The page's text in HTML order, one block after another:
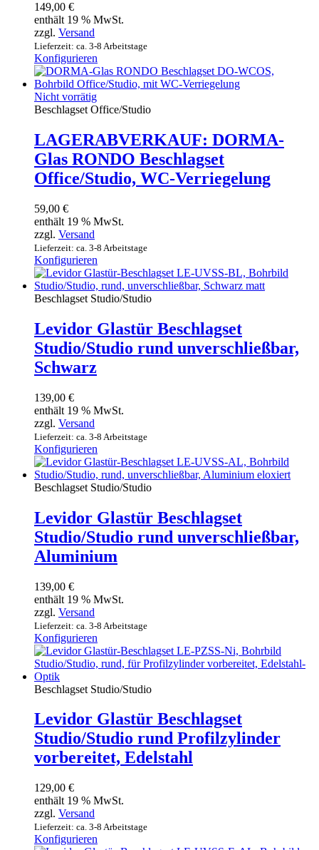
149,00 €
enthält 19 % MwSt.
zzgl. Versand
Lieferzeit: ca. 3-8 Arbeitstage
Konfigurieren
Nicht vorrätig
Beschlagset Office/Studio
LAGERABVERKAUF: DORMA-
Glas RONDO Beschlagset
Office/Studio, WC-Verriegelung
59,00 €
enthält 19 % MwSt.
zzgl. Versand
Lieferzeit: ca. 3-8 Arbeitstage
Konfigurieren
Beschlagset Studio/Studio
Levidor Glastür Beschlagset
Studio/Studio rund unverschließbar,
Schwarz
139,00 €
enthält 19 % MwSt.
zzgl. Versand
Lieferzeit: ca. 3-8 Arbeitstage
Konfigurieren
Beschlagset Studio/Studio
Levidor Glastür Beschlagset
Studio/Studio rund unverschließbar,
Aluminium
139,00 €
enthält 19 % MwSt.
zzgl. Versand
Lieferzeit: ca. 3-8 Arbeitstage
Konfigurieren
Beschlagset Studio/Studio
Levidor Glastür Beschlagset
Studio/Studio rund Profilzylinder
vorbereitet, Edelstahl
129,00 €
enthält 19 % MwSt.
zzgl. Versand
Lieferzeit: ca. 3-8 Arbeitstage
Konfigurieren